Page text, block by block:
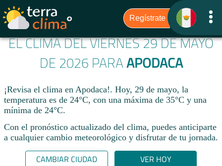
EL CLIMA DEL VIERNES 29 DE MAYO
DE 2026 PARAAPODACA
¡Revisa el clima en Apodaca!. Hoy, 29 de mayo, la
temperatura es de 24°C, con una máxima de 35°C y una
mínima de 24°C.​
Con el pronóstico actualizado del clima, puedes anticiparte
a cualquier cambio meteorológico y disfrutar de tu jornada.​
CAMBIAR CIUDAD VER HOY